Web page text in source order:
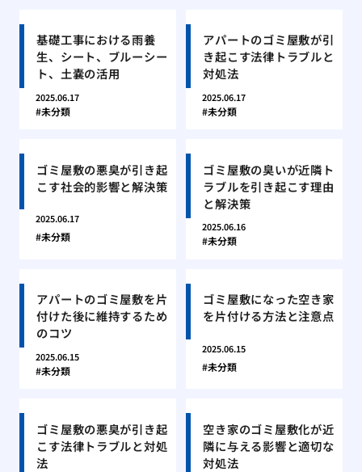
基礎工事における雨養
生、シート、ブルーシー
ト、土嚢の活用
2025.06.17
未分類
アパートのゴミ屋敷が引
き起こす法律トラブルと
対処法
2025.06.17
未分類
ゴミ屋敷の悪臭が引き起
こす社会的影響と解決策
2025.06.17
未分類
ゴミ屋敷の臭いが近隣ト
ラブルを引き起こす理由
と解決策
2025.06.16
未分類
アパートのゴミ屋敷を片
付けた後に維持するため
のコツ
2025.06.15
未分類
ゴミ屋敷になった空き家
を片付ける方法と注意点
2025.06.15
未分類
ゴミ屋敷の悪臭が引き起
こす法律トラブルと対処
法
空き家のゴミ屋敷化が近
隣に与える影響と適切な
対処法